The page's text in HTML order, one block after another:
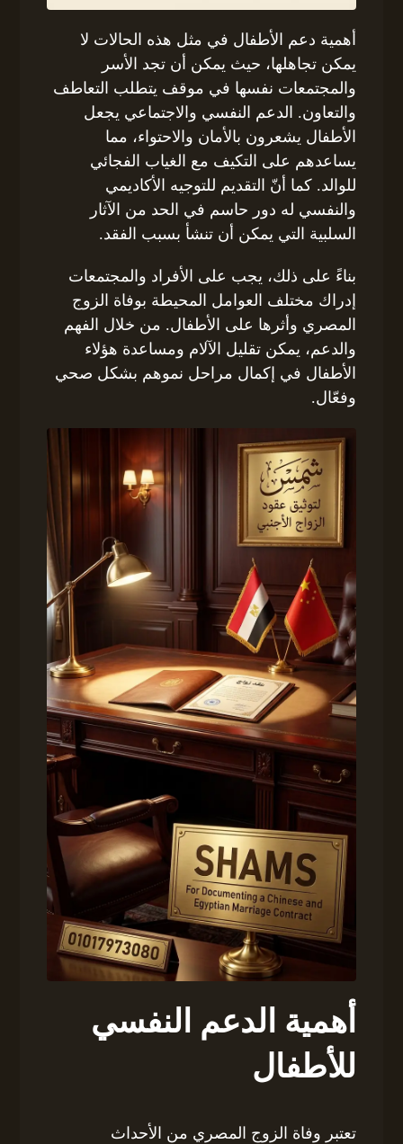
أهمية دعم الأطفال في مثل هذه الحالات لا
يمكن تجاهلها، حيث يمكن أن تجد الأسر
والمجتمعات نفسها في موقف يتطلب التعاطف
والتعاون. الدعم النفسي والاجتماعي يجعل
الأطفال يشعرون بالأمان والاحتواء، مما
يساعدهم على التكيف مع الغياب الفجائي
للوالد. كما أنّ التقديم للتوجيه الأكاديمي
والنفسي له دور حاسم في الحد من الآثار
السلبية التي يمكن أن تنشأ بسبب الفقد.
بناءً على ذلك، يجب على الأفراد والمجتمعات
إدراك مختلف العوامل المحيطة بوفاة الزوج
المصري وأثرها على الأطفال. من خلال الفهم
والدعم، يمكن تقليل الآلام ومساعدة هؤلاء
الأطفال في إكمال مراحل نموهم بشكل صحي
وفعّال.
أهمية الدعم النفسي
للأطفال
تعتبر وفاة الزوج المصري من الأحداث